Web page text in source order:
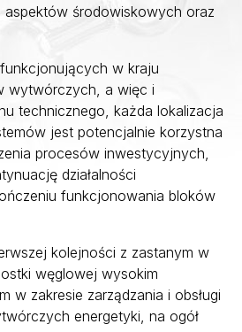
aspektów środowiskowych oraz
w kraju
wytwórczych, a więc i
technicznego, każda lokalizacja
jest potencjalnie korzystna
procesów inwestycyjnych,
działalności
funkcjonowania bloków
kolejności z zastanym w
węglowej wysokim
w zakresie zarządzania i obsługi
energetyki, na ogół